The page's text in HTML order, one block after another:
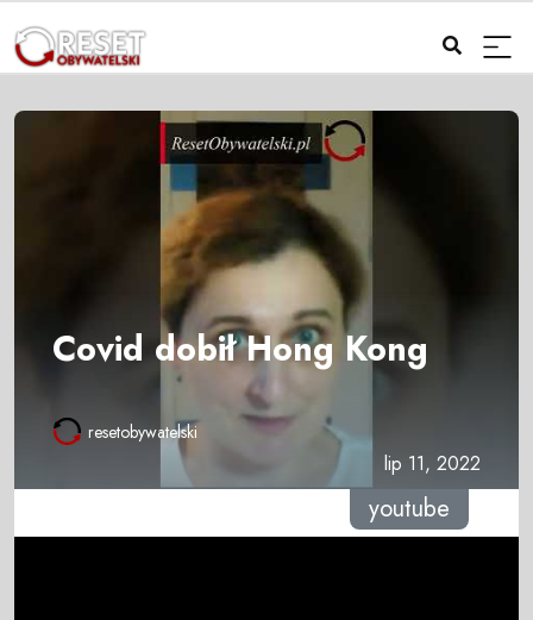
Covid dobił Hong Kong
resetobywatelski
lip 11, 2022
youtube